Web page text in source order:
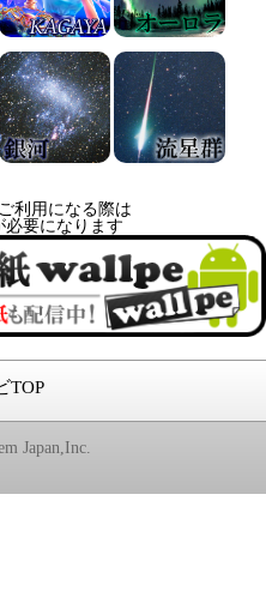
利用になる際は
必要になります
TOP
Japan,Inc.